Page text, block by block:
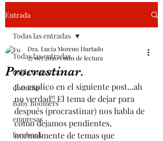
Entrada
Todas las entradas
cuida tu marca
dominio
Baby Boomers
empresas
facebook
Todas las entradas
Procrastinar.
Dra. Lucia Moreno Hurtado
27 oct 20201 min de lectura
¡Lo explico en el siguiente post...ah
no verdad!! El tema de dejar para
después (procrastinar) nos habla de
como dejamos pendientes,
normalmente de temas que